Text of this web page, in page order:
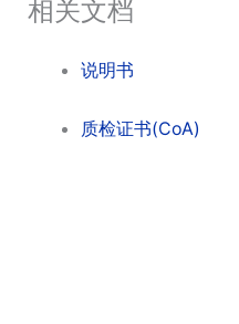
相关文档
说明书
质检证书(CoA)